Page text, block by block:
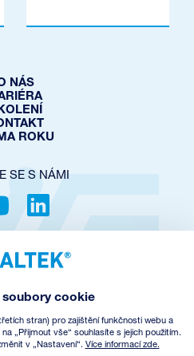
NÁS
ROKU
SE S NÁMI
SOUKROMÍ
POLICY
PODMÍNKY
soubory cookie
stran) pro zajištění funkčnosti webu a
„Přijmout vše“ souhlasíte s jejich použitím.
v „Nastavení“. Více informací zde.